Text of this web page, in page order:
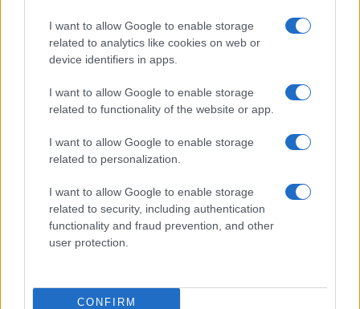
I want to allow Google to enable storage
related to analytics like cookies on web or
device identifiers in apps.
I want to allow Google to enable storage
related to functionality of the website or app.
I want to allow Google to enable storage
related to personalization.
I want to allow Google to enable storage
related to security, including authentication
functionality and fraud prevention, and other
user protection.
CONFIRM
Eureka Bridged PAX Gold (Terra
(PAXG)
$4,205.78
JDB $0.022
kpk ETH Prime
(KPK ETH PRIME)
$2,034.90
SyBTC
(SYBTC)
$85,763.00